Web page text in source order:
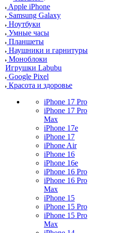
Apple iPhone
Samsung Galaxy
Ноутбуки
Умные часы
Планшеты
Наушники и гарнитуры
Моноблоки
Игрушки Labubu
Google Pixel
Красота и здоровье
iPhone 17 Pro
iPhone 17 Pro
Max
iPhone 17e
iPhone 17
iPhone Air
iPhone 16
iPhone 16e
iPhone 16 Pro
iPhone 16 Pro
Max
iPhone 15
iPhone 15 Pro
iPhone 15 Pro
Max